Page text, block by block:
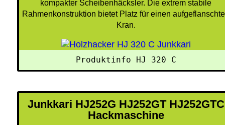
kompakter Scheibenhäcksler. Die extrem stabile
Rahmenkonstruktion bietet Platz für einen
Kran.
Produktinfo HJ 320 C
Junkkari HJ252G HJ252GT HJ252GTC
Hackmaschine